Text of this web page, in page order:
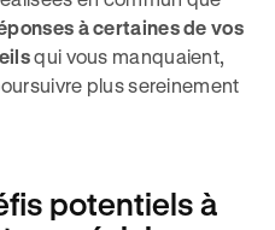
à certaines de vos
qui vous manquaient,
plus sereinement
potentiels à